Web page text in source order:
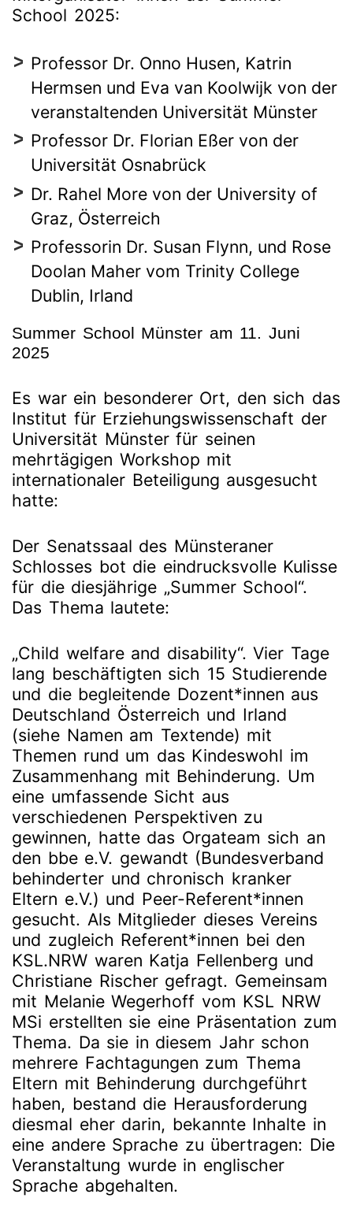
School 2025:
Professor Dr. Onno Husen, Katrin
Hermsen und Eva van Koolwijk von der
veranstaltenden Universität Münster
Professor Dr. Florian Eßer von der
Universität Osnabrück
Dr. Rahel More von der University of
Graz, Österreich
Professorin Dr. Susan Flynn, und Rose
Doolan Maher vom Trinity College
Dublin, Irland
Summer School Münster am 11. Juni
2025
Es war ein besonderer Ort, den sich das
Institut für Erziehungswissenschaft der
Universität Münster für seinen
mehrtägigen Workshop mit
internationaler Beteiligung ausgesucht
hatte:
Der Senatssaal des Münsteraner
Schlosses bot die eindrucksvolle Kulisse
für die diesjährige „Summer School“.
Das Thema lautete:
„Child welfare and disability“. Vier Tage
lang beschäftigten sich 15 Studierende
und die begleitende Dozent*innen aus
Deutschland Österreich und Irland
(siehe Namen am Textende) mit
Themen rund um das Kindeswohl im
Zusammenhang mit Behinderung. Um
eine umfassende Sicht aus
verschiedenen Perspektiven zu
gewinnen, hatte das Orgateam sich an
den bbe e.V. gewandt (Bundesverband
behinderter und chronisch kranker
Eltern e.V.) und Peer-Referent*innen
gesucht. Als Mitglieder dieses Vereins
und zugleich Referent*innen bei den
KSL.NRW waren Katja Fellenberg und
Christiane Rischer gefragt. Gemeinsam
mit Melanie Wegerhoff vom KSL NRW
MSi erstellten sie eine Präsentation zum
Thema. Da sie in diesem Jahr schon
mehrere Fachtagungen zum Thema
Eltern mit Behinderung durchgeführt
haben, bestand die Herausforderung
diesmal eher darin, bekannte Inhalte in
eine andere Sprache zu übertragen: Die
Veranstaltung wurde in englischer
Sprache abgehalten.